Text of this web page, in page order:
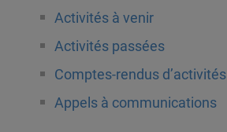
Activités à venir
Activités passées
Comptes-rendus d’activités
Appels à communications